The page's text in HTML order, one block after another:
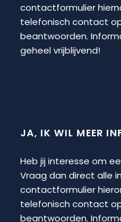
contactformulier
telefonisch contact
beantwoorden.
geheel vrijblijvend!
JA, IK WIL MEER
Heb jij interesse om
Vraag dan direct alle
contactformulier
telefonisch contact
beantwoorden.